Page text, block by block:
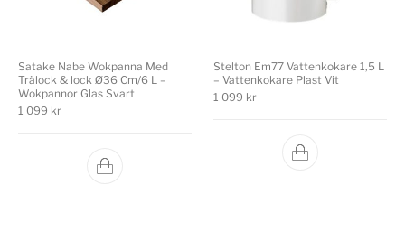
Satake Nabe Wokpanna Med
Trälock & lock Ø36 Cm/6 L –
Wokpannor Glas Svart
1 099 kr
Stelton Em77 Vattenkokare 1,5 L
– Vattenkokare Plast Vit
1 099 kr